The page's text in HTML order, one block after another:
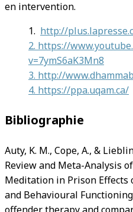
en intervention.
1. http://
2. https://
v=7ymS6aK3Mn8
3. http://
4. https://ppa.uqam.ca/
Bibliographie
Auty, K. M., Cope, A., &
Review and Meta-Analysis
Meditation in Prison Effects
and Behavioural